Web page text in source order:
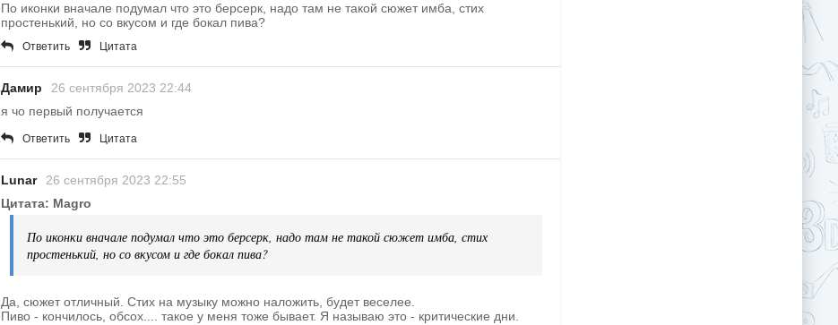
По иконки вначале подумал что это берсерк, надо там не такой сюжет имба, стих
простенький, но со вкусом и где бокал пива?
Ответить Цитата
Дамир
26 сентября 2023 22:44
я чо первый получается
Ответить Цитата
Lunar
26 сентября 2023 22:55
Цитата: Magro
По иконки вначале подумал что это берсерк, надо там не такой сюжет имба, стих
простенький, но со вкусом и где бокал пива?
Да, сюжет отличный. Стих на музыку можно наложить, будет веселее.
Пиво - кончилось, обсох.... такое у меня тоже бывает. Я называю это - критические дни.